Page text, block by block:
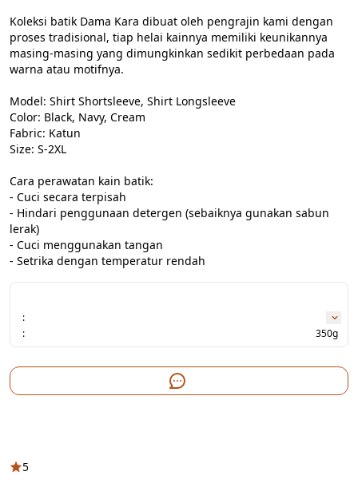
Koleksi batik Dama Kara dibuat oleh pengrajin kami dengan
proses tradisional, tiap helai kainnya memiliki keunikannya
masing-masing yang dimungkinkan sedikit perbedaan pada
warna atau motifnya.
Model: Shirt Shortsleeve, Shirt Longsleeve
Color: Black, Navy, Cream
Fabric: Katun
Size: S-2XL
Cara perawatan kain batik:
- Cuci secara terpisah
- Hindari penggunaan detergen (sebaiknya gunakan sabun
lerak)
- Cuci menggunakan tangan
- Setrika dengan temperatur rendah
:
:
350g
5